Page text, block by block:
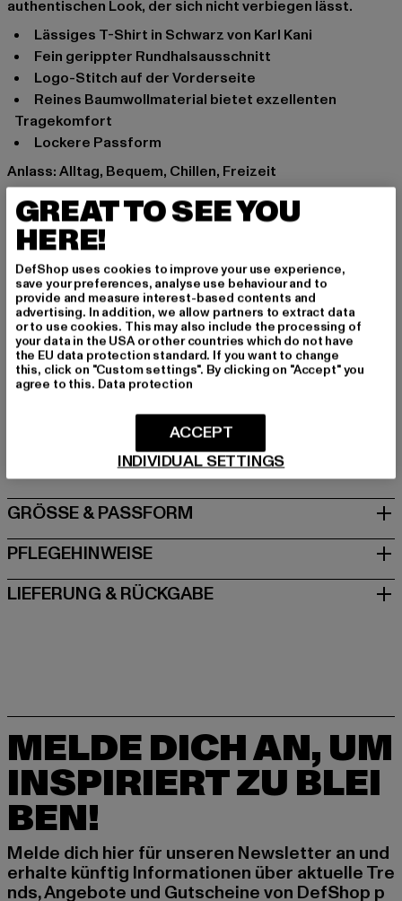
authentischen Look, der sich nicht verbiegen lässt.
Lässiges T-Shirt in Schwarz von Karl Kani
Fein gerippter Rundhalsausschnitt
Logo-Stitch auf der Vorderseite
Reines Baumwollmaterial bietet exzellenten
Tragekomfort
Lockere Passform
Anlass: Alltag, Bequem, Chillen, Freizeit
Ausschnitt: Rundhals
Ärmelart: Kurzarm
Marke: Karl Kani
Kat.: T-Shirts
Farbe: schwarz
Hersteller Farbe: black
Materialzusammensetzung: 95% Baumwolle, 5%
Elasthan
Art.Nr: 6037621-00007
agentur@urbanstylesagency.com
Schanzenstraße 41 | 51063 Köln | DE
GRÖSSE & PASSFORM
PFLEGEHINWEISE
LIEFERUNG & RÜCKGABE
MELDE DICH AN, UM
INSPIRIERT ZU BLEI
BEN!
Melde dich hier für unseren Newsletter an und
erhalte künftig Informationen über aktuelle Tre
nds, Angebote und Gutscheine von DefShop p
GREAT TO SEE YOU
HERE!
DefShop uses cookies to improve your use experience,
save your preferences, analyse use behaviour and to
provide and measure interest-based contents and
advertising. In addition, we allow partners to extract data
or to use cookies. This may also include the processing of
your data in the USA or other countries which do not have
the EU data protection standard. If you want to change
this, click on "Custom settings". By clicking on "Accept" you
agree to this. Data protection
INDIVIDUAL SETTINGS
ACCEPT